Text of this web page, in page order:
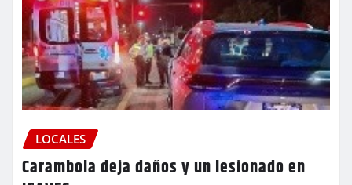
LOCALES
Carambola deja daños y un lesionado en